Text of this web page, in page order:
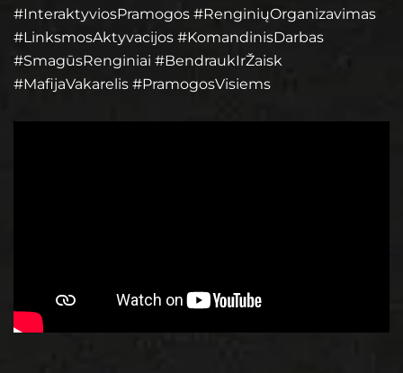
#InteraktyviosPramogos #RenginiųOrganizavimas
#LinksmosAktyvacijos #KomandinisDarbas
#SmagūsRenginiai #BendraukIrŽaisk
#MafijaVakarelis #PramogosVisiems